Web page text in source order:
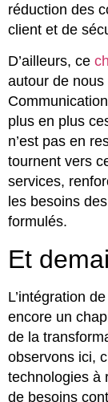
réduction des
client et de
D’ailleurs, ce
autour de
plus en plus
n’est pas en
tournent vers
services,
les besoins
formulés.
Et
L’intégration
encore un
de la
observons ici,
technologies à
de besoins